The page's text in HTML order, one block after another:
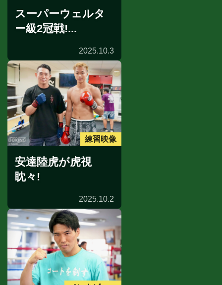
スーパーウェルタ
ー級2冠戦!...
2025.10.3
練習映像
安達陸虎が虎視
眈々!
2025.10.2